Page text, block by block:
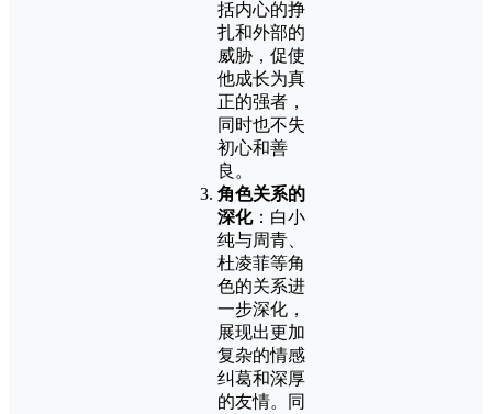
括内心的挣
扎和外部的
威胁，促使
他成长为真
正的强者，
同时也不失
初心和善
良。
角色关系的
深化：白小
纯与周青、
杜凌菲等角
色的关系进
一步深化，
展现出更加
复杂的情感
纠葛和深厚
的友情。同